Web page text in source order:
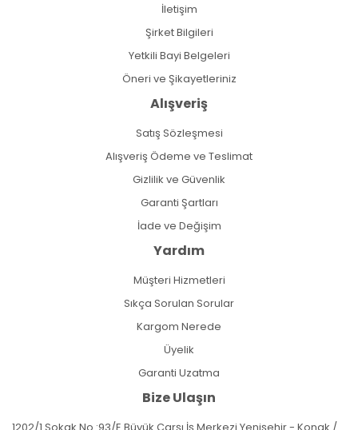
İletişim
Şirket Bilgileri
Yetkili Bayi Belgeleri
Öneri ve Şikayetleriniz
Alışveriş
Satış Sözleşmesi
Alışveriş Ödeme ve Teslimat
Gizlilik ve Güvenlik
Garanti Şartları
İade ve Değişim
Yardım
Müşteri Hizmetleri
Sıkça Sorulan Sorular
Kargom Nerede
Üyelik
Garanti Uzatma
Bize Ulaşın